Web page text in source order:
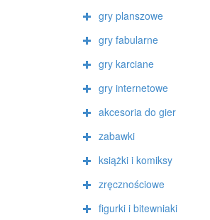
gry planszowe
gry fabularne
gry karciane
gry internetowe
akcesoria do gier
zabawki
książki i komiksy
zręcznościowe
figurki i bitewniaki